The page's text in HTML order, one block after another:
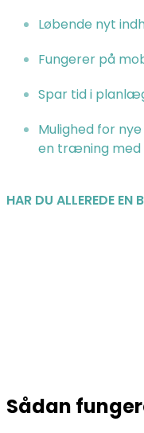
Løbende nyt
Fungerer på
Spar tid i
Mulighed for
en træning med
HAR DU ALLEREDE EN
Sådan